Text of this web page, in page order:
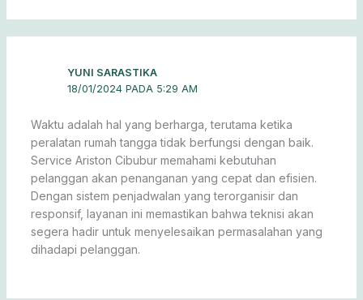
YUNI SARASTIKA
18/01/2024 PADA 5:29 AM
Waktu adalah hal yang berharga, terutama ketika
peralatan rumah tangga tidak berfungsi dengan baik.
Service Ariston Cibubur memahami kebutuhan
pelanggan akan penanganan yang cepat dan efisien.
Dengan sistem penjadwalan yang terorganisir dan
responsif, layanan ini memastikan bahwa teknisi akan
segera hadir untuk menyelesaikan permasalahan yang
dihadapi pelanggan.